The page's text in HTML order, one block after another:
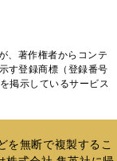
く
ド
ウ
で
ィ
ン
ド
開
、著作権者からコンテ
す登録商標（登録番号
掲示しているサービス
を無断で複製するこ